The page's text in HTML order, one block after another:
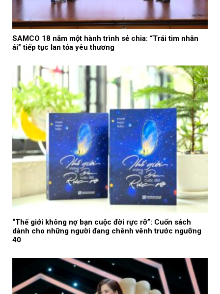
SAMCO 18 năm một hành trình sẻ chia: “Trái tim nhân
ái” tiếp tục lan tỏa yêu thương
“Thế giới không nợ bạn cuộc đời rực rỡ”: Cuốn sách
dành cho những người đang chênh vênh trước ngưỡng
40